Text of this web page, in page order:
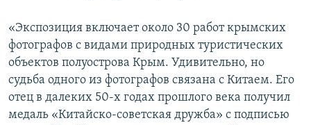
«Экспозиция включает около 30 работ крымских
фотографов с видами природных туристических
объектов полуострова Крым. Удивительно, но
судьба одного из фотографов связана с Китаем. Его
отец в далеких 50-х годах прошлого века получил
медаль «Китайско-советская дружба» с подписью